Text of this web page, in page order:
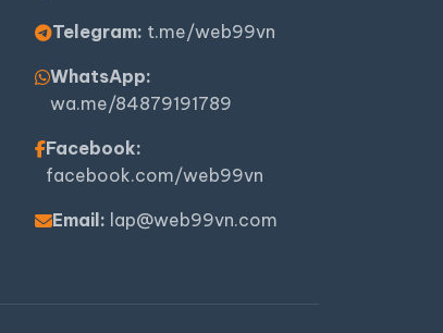
Telegram: t.me/web99vn
WhatsApp:
wa.me/84879191789
Facebook:
facebook.com/web99vn
Email: lap@web99vn.com